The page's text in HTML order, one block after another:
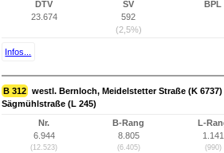
DTV
23.674
SV
592
(2,5%)
BPL
Infos...
B 312 westl. Bernloch, Meidelstetter Straße (K
Sägmühlstraße (L 245)
Nr.
6.944
(12.523)
B-Rang
8.805
(6.405)
L-
1.141
(990)